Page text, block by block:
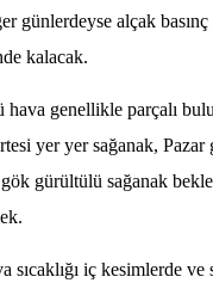
günlerdeyse alçak
kalacak.
genellikle parçalı
yer yer sağanak,
gürültülü sağanak
sıcaklığı iç kesimlerde